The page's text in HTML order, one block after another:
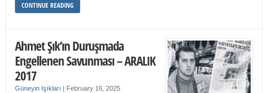
CONTINUE READING
Ahmet Şık’ın Duruşmada
Engellenen Savunması – ARALIK
2017
Güneyin Işıkları | February 16, 2025